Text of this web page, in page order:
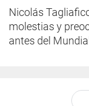
Nicolás
molestias y
antes del